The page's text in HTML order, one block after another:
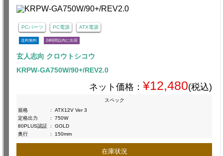
PCパーツ PC電源 ATX電源
送料無料 24時間以内に出荷
玄人志向 クロウトシコウ
KRPW-GA750W/90+/REV2.0
ネット価格： ¥12,480(税込)
スペック
規格
:
ATX12V Ver 3
定格出力
:
750W
80PLUS認証 :
GOLD
奥行
: 150mm
在庫状況